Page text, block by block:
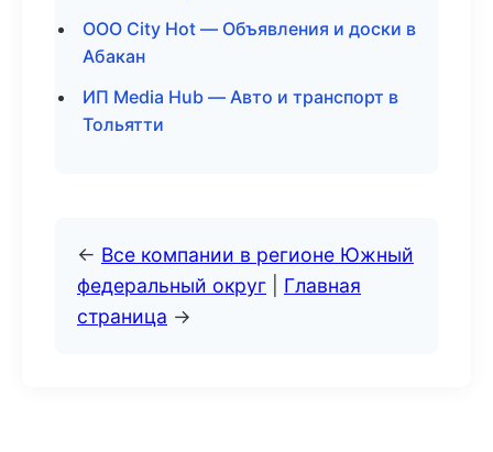
ООО City Hot — Объявления и доски в
Абакан
ИП Media Hub — Авто и транспорт в
Тольятти
← Все компании в регионе Южный
федеральный округ
Главная
страница →